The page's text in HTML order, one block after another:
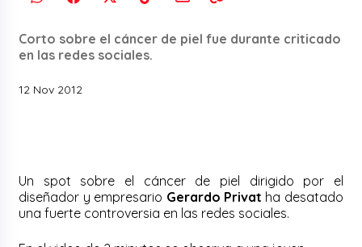
Corto sobre el cáncer de piel fue durante criticado
en las redes sociales.
12 Nov 2012
Un spot sobre el cáncer de piel dirigido por el
diseñador y empresario Gerardo Privat ha desatado
una fuerte controversia en las redes sociales.